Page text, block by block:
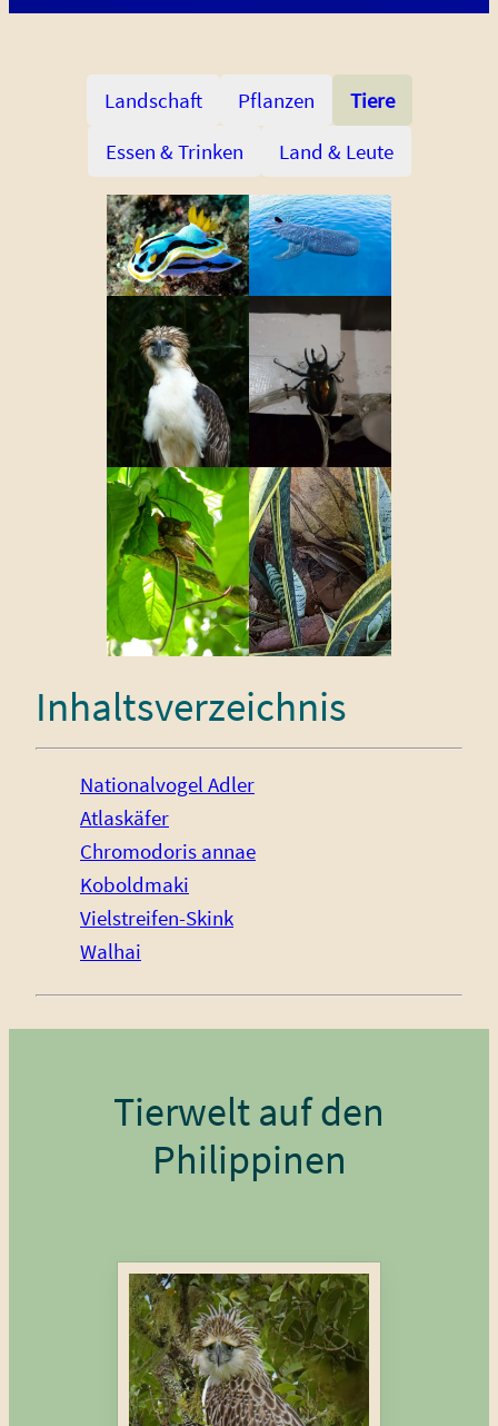
Landschaft Pflanzen
Tiere
Essen & Trinken
Land & Leute
Inhaltsverzeichnis
Nationalvogel Adler
Atlaskäfer
Chromodoris annae
Koboldmaki
Vielstreifen-Skink
Walhai
Tierwelt auf den
Philippinen